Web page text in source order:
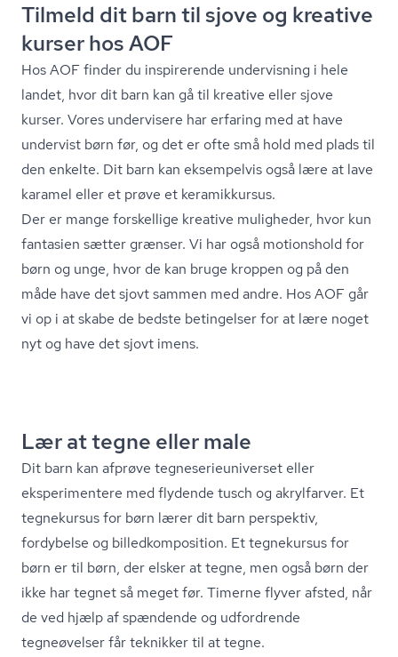
Tilmeld dit barn til sjove og kreative
kurser hos AOF
Hos AOF finder du inspirerende undervisning i hele
landet, hvor dit barn kan gå til kreative eller sjove
kurser. Vores undervisere har erfaring med at have
undervist børn før, og det er ofte små hold med plads til
den enkelte. Dit barn kan eksempelvis også lære at lave
karamel eller et prøve et keramikkursus.
Der er mange forskellige kreative muligheder, hvor kun
fantasien sætter grænser. Vi har også motionshold for
børn og unge, hvor de kan bruge kroppen og på den
måde have det sjovt sammen med andre. Hos AOF går
vi op i at skabe de bedste betingelser for at lære noget
nyt og have det sjovt imens.
Lær at tegne eller male
Dit barn kan afprøve teg­ne­se­ri­e­u­ni­ver­set eller
eksperimentere med flydende tusch og akrylfarver. Et
tegnekursus for børn lærer dit barn perspektiv,
fordybelse og bil­led­kom­po­si­tion. Et tegnekursus for
børn er til børn, der elsker at tegne, men også børn der
ikke har tegnet så meget før. Timerne flyver afsted, når
de ved hjælp af spændende og udfordrende
tegneøvelser får teknikker til at tegne.